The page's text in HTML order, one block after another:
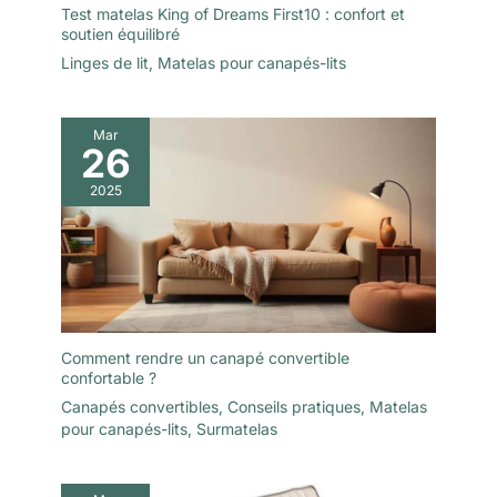
Test matelas King of Dreams First10 : confort et
soutien équilibré
Linges de lit, Matelas pour canapés-lits
Mar
26
2025
Comment rendre un canapé convertible
confortable ?
Canapés convertibles, Conseils pratiques, Matelas
pour canapés-lits, Surmatelas